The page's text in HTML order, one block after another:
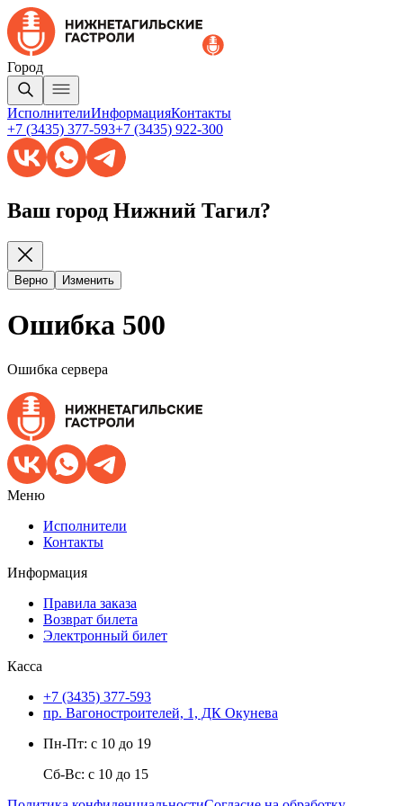
Город
ИсполнителиИнформацияКонтакты
+7 (3435) 377-593+7 (3435) 922-300
Ваш город Нижний Тагил?
Верно Изменить
Ошибка 500
Ошибка сервера
Меню
Исполнители
Контакты
Информация
Правила заказа
Возврат билета
Электронный билет
Касса
+7 (3435) 377-593
пр. Вагоностроителей, 1, ДК Окунева
Пн-Пт: с 10 до 19
Сб-Вс: с 10 до 15